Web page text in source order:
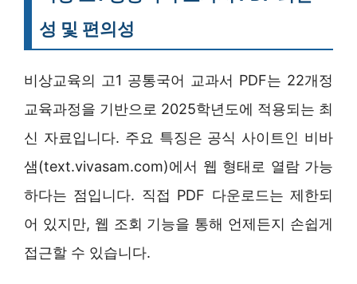
성 및 편의성
비상교육의 고1 공통국어 교과서 PDF는 22개정
교육과정을 기반으로 2025학년도에 적용되는 최
신 자료입니다. 주요 특징은 공식 사이트인 비바
샘(text.vivasam.com)에서 웹 형태로 열람 가능
하다는 점입니다. 직접 PDF 다운로드는 제한되
어 있지만, 웹 조회 기능을 통해 언제든지 손쉽게
접근할 수 있습니다.